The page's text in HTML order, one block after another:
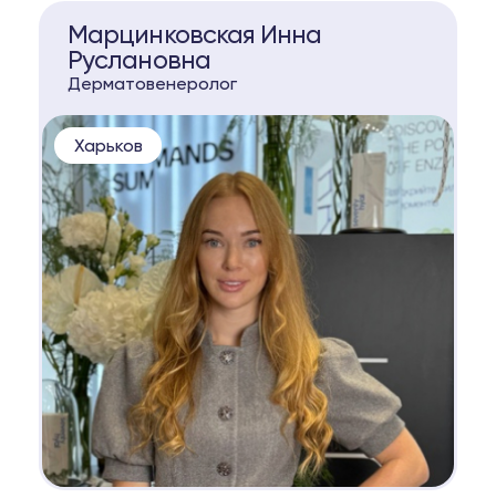
Марцинковская Инна
Руслановна
Дерматовенеролог
Харьков